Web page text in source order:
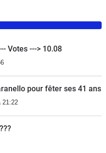
Votes ---> 10.08
pour fêter ses 41 ans
21:22